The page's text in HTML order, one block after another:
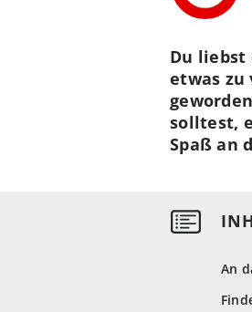
An
Du liebst
etwas zu
solltest,
Spaß an